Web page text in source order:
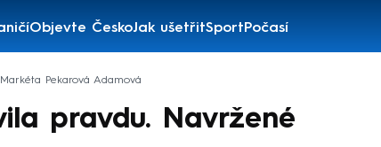
Objevte ČeskoJak ušetřitSportPočasí
Markéta Pekarová Adamová
pravdu. Navržené